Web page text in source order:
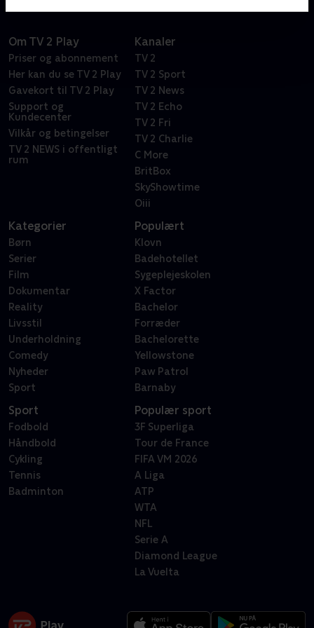
Om TV 2 Play
Priser og abonnement
Her kan du se TV 2 Play
Gavekort til TV 2 Play
Support og
Kundecenter
Vilkår og betingelser
TV 2 NEWS i offentligt
rum
Kanaler
TV 2
TV 2 Sport
TV 2 News
TV 2 Echo
TV 2 Fri
TV 2 Charlie
C More
BritBox
SkyShowtime
Oiii
Kategorier
Børn
Serier
Film
Dokumentar
Reality
Livsstil
Underholdning
Comedy
Nyheder
Sport
Populært
Klovn
Badehotellet
Sygeplejeskolen
X Factor
Bachelor
Forræder
Bachelorette
Yellowstone
Paw Patrol
Barnaby
Sport
Fodbold
Håndbold
Cykling
Tennis
Badminton
Populær sport
3F Superliga
Tour de France
FIFA VM 2026
A Liga
ATP
WTA
NFL
Serie A
Diamond League
La Vuelta